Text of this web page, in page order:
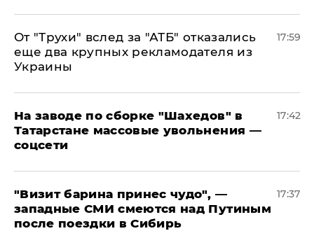
От "Трухи" вслед за "АТБ" отказались
еще два крупных рекламодателя из
Украины
17:59
На заводе по сборке "Шахедов" в
Татарстане массовые увольнения —
соцсети
17:42
"Визит барина принес чудо", —
западные СМИ смеются над Путиным
после поездки в Сибирь
17:37